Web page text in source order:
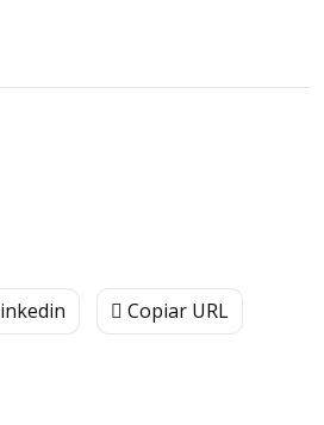
Copiar URL